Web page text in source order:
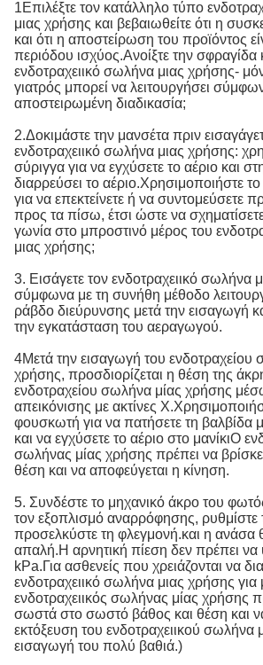
1Επιλέξτε τον κατάλληλο τύπο
μιας χρήσης και βεβαιωθείτε ότι η
και ότι η αποστείρωση του προϊόντος
περιόδου ισχύος.Ανοίξτε την σφραγίδα
ενδοτραχειικό σωλήνα μιας χρήσης-
γιατρός μπορεί να λειτουργήσει
αποστειρωμένη διαδικασία;
2.Δοκιμάστε την μανσέτα πριν
ενδοτραχειικό σωλήνα μιας χρήσης:
σύριγγα για να εγχύσετε το αέριο και
διαρρεύσει το αέριο.Χρησιμοποιήστε
για να επεκτείνετε ή να συντομεύσετε
προς τα πίσω, έτσι ώστε να
γωνία στο μπροστινό μέρος του
μιας χρήσης;
3. Εισάγετε τον ενδοτραχειικό σωλήνα
σύμφωνα με τη συνήθη μέθοδο
ράβδο διεύρυνσης μετά την εισαγωγή
την εγκατάσταση του αεραγωγού.
4Μετά την εισαγωγή του ενδοτραχείου
χρήσης, προσδιορίζεται η θέση της
ενδοτραχείου σωλήνα μίας χρήσης
απεικόνισης με ακτίνες
φουσκωτή για να πατήσετε τη βαλβίδα
και να εγχύσετε το αέριο στο μανίκιΟ
σωλήνας μίας χρήσης πρέπει να
θέση και να αποφεύγεται η κίνηση.
5. Συνδέστε το μηχανικό άκρο του
τον εξοπλισμό αναρρόφησης, ρυθμίστε
προσελκύστε τη φλεγμονή.και η ανάσα
απαλή.Η αρνητική πίεση δεν πρέπει να
kPa.Για ασθενείς που χρειάζονται να
ενδοτραχειικό σωλήνα μιας χρήσης
ενδοτραχειικός σωλήνας μίας χρήσης
σωστά στο σωστό βάθος και θέση και
εκτόξευση του ενδοτραχειικού σωλήνα
εισαγωγή του πολύ βαθιά.)